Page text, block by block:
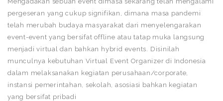
pergeseran yang cukup signifikan, dimana masa pandemi
telah merubah budaya masyarakat dari menyelengarakan
event-event yang bersifat offline atau tatap muka langsung
menjadi virtual dan bahkan hybrid events. Disinilah
munculnya kebutuhan Virtual Event Organizer di Indonesia
dalam melaksanakan kegiatan perusahaan/corporate,
instansi pemerintahan, sekolah, asosiasi bahkan kegiatan
yang bersifat pribadi